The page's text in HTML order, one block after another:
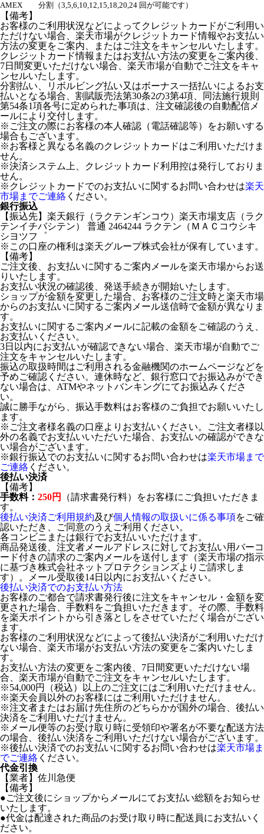
AMEX
分割（3,5,6,10,12,15,18,20,24 回が可能です）
【備考】
お客様のご利用状況などによってクレジットカードがご利用い
ただけない場合、楽天市場がクレジットカード情報やお支払い
方法の変更をご案内、またはご注文をキャンセルいたします。
クレジットカード情報またはお支払い方法の変更をご案内後、
7日間変更いただけない場合、楽天市場が自動でご注文をキャ
ンセルいたします。
分割払い、リボルビング払い又はボーナス一括払いによるお支
払いとなる場合、割賦販売法第30条2の3第4項、同法施行規則
第54条1項各号に定められた事項は、注文確認後の自動配信メ
ールにより交付します。
※ご注文の際にお客様の本人確認（電話確認等）をお願いする
場合もございます。
※お客様と異なる名義のクレジットカードはご利用いただけま
せん。
※決済システム上、クレジットカード利用控は発行しておりま
せん。
※クレジットカードでのお支払いに関するお問い合わせは楽天
市場までご連絡 ください。
銀行振込
【振込先】楽天銀行（ラクテンギンコウ）楽天市場支店（ラク
テンイチバシテン） 普通 2464244 ラクテン（ＭＡＣコウシキ
シヨツフ゜
※この口座の権利は楽天グループ株式会社が保有しています。
【備考】
ご注文後、お支払いに関するご案内メールを楽天市場からお送
りいたします。
お支払い状況の確認後、発送手続きが開始いたします。
ショップが金額を変更した場合、お客様のご注文時と楽天市場
からのお支払いに関するご案内メール送信時で金額が異なりま
す。
お支払いに関するご案内メールに記載の金額をご確認のうえ、
お支払いください。
3日以内にお支払いが確認できない場合、楽天市場が自動でご
注文をキャンセルいたします。
振込の取扱時間はご利用される金融機関のホームページなどを
予めご確認ください。連休時など、銀行窓口でお振込みができ
ない場合は、ATMやネットバンキングにてお振込みくださ
い。
誠に勝手ながら、振込手数料はお客様のご負担でお願いいたし
ます。
※ご注文者様名義の口座よりお支払いください。ご注文者様以
外の名義でお支払いいただいた場合、お支払いの確認ができな
い場合がございます。
※銀行振込でのお支払いに関するお問い合わせは楽天市場まで
ご連絡 ください。
後払い決済
【備考】
手数料： 250円
（請求書発行料）をお客様にご負担いただきま
す。
後払い決済ご利用規約及び個人情報の取扱いに係る事項をご確
認いただき、ご同意のうえご利用ください。
各コンビニまたは銀行でお支払いいただけます。
商品発送後、注文者メールアドレスに対してお支払い用バーコ
ード付きの請求のご案内メールを送付します（楽天市場の指示
に基づき株式会社ネットプロテクションズよりご請求しま
す）。メール受取後14日以内にお支払いください。
後払い決済でのお支払い方法
お客様のご都合で請求書発行後に注文をキャンセル・金額を変
更された場合、手数料をご負担いただきます。その際、手数料
を楽天ポイントから引き落としをさせていただく場合がござい
ます。
お客様のご利用状況などによって後払い決済がご利用いただけ
ない場合、楽天市場がお支払い方法の変更をご案内いたしま
す。
お支払い方法の変更をご案内後、7日間変更いただけない場
合、楽天市場が自動でご注文をキャンセルいたします。
※54,000円（税込）以上のご注文にはご利用いただけません。
※楽天会員以外のお客様にはご利用いただけません。
※注文者またはお届け先住所のどちらかが国外の場合、後払い
決済をご利用いただけません。
※メール便等のお受け取り時に受領印や署名が不要な配送方法
の場合、後払い決済をご利用いただけない場合がございます。
※後払い決済でのお支払いに関するお問い合わせは楽天市場ま
でご連絡 ください。
代金引換
【業者】佐川急便
【備考】
●ご注文後にショップからメールにてお支払い総額をお知らせ
いたします。
●代金は配達された商品のお受け取り時に配送員にお支払いく
ださい。